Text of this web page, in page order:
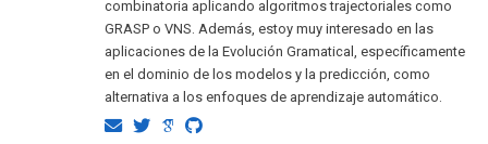
combinatoria aplicando algoritmos trajectoriales como
GRASP o VNS. Además, estoy muy interesado en las
aplicaciones de la Evolución Gramatical, específicamente
en el dominio de los modelos y la predicción, como
alternativa a los enfoques de aprendizaje automático.